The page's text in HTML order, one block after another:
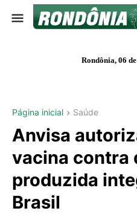
Rondônia, 06
Página inicial Saúde
Anvisa
vacina contra
produzida
Brasil